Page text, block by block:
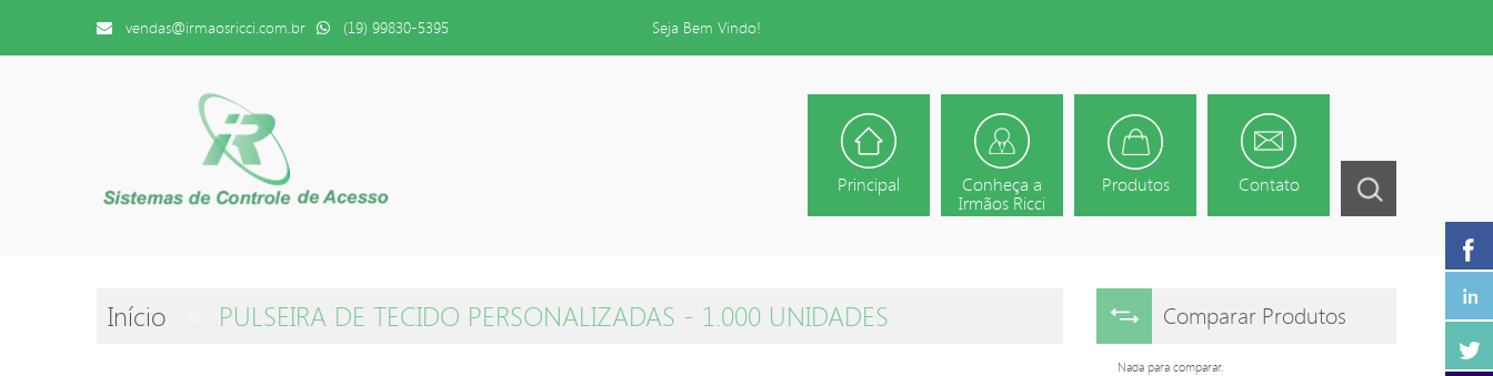
vendas@irmaosricci.com.br (19) 99830-5395 Seja Bem Vindo!
Principal Conheça a
Irmãos Ricci
Produtos Contato
Início PULSEIRA DE TECIDO PERSONALIZADAS - 1.000 UNIDADES Comparar Produtos
Nada para comparar.